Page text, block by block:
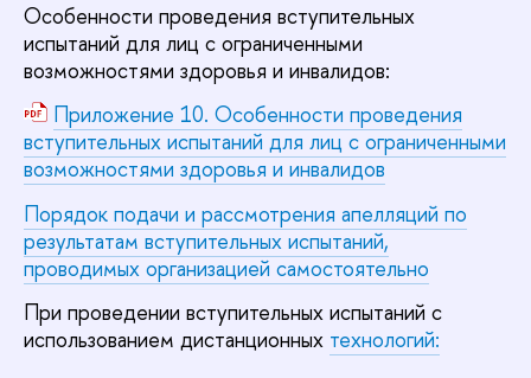
Особенности проведения вступительных
испытаний для лиц с ограниченными
возможностями здоровья и инвалидов:
Приложение 10. Особенности проведения
вступительных испытаний для лиц с ограниченными
возможностями здоровья и инвалидов
Порядок подачи и рассмотрения апелляций по
результатам вступительных испытаний,
проводимых организацией самостоятельно
При проведении вступительных испытаний с
использованием дистанционных технологий: